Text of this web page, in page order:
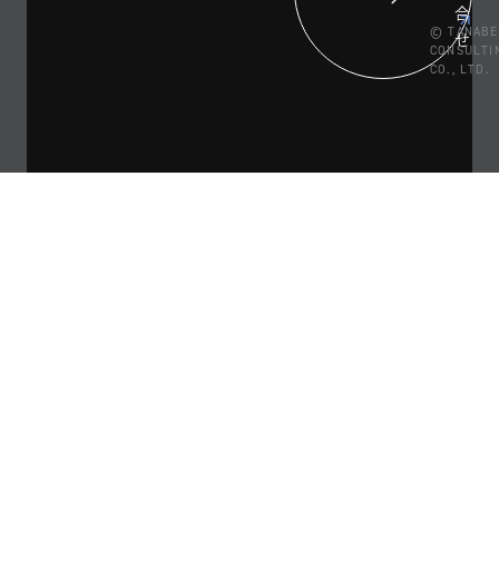
合
せ
© TANABE
CO., LTD.